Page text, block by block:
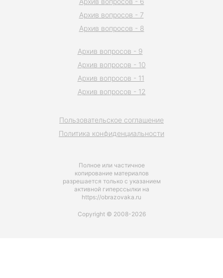
Полное или частичное
копирование материалов
разрешается только с указанием
активной гиперссылки на
https://obrazovaka.ru
Пользовательское соглашение
Политика конфиденциальности
Архив вопросов - 7
Архив вопросов - 8
Архив вопросов - 9
Архив вопросов - 10
Архив вопросов - 11
Архив вопросов - 12
Copyright © 2008-2026